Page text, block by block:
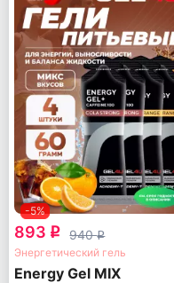
-5%
893 q 940q
Энергетический гель
Energy Gel MIX